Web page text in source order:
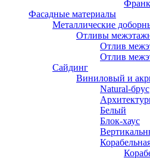
Фасадные материалы
Металлические
Отливы
Отлив
Отлив
Сайдинг
Виниловый и
Natural-брус
Белый
Блок-хаус